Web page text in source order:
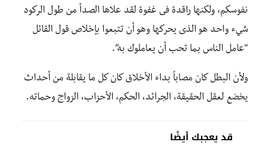
نفوسكم، ولكنها راقدة فى غفوة لقد علاها الصدأ من طول الركود
شيء واحد هو الذى يحركها وهو أن تتبعوا بإخلاص قول القائل
“عامل الناس بما تحب أن يعاملوك به”.
ولأن البطل كان مصاباً بداء الأخلاق كان كل ما يقابلة من أحداث
يخضع لعقل الحقيقة، الجرائد، الحكم، الأحزاب، الزواج وحماته.
قد يعجبك أيضًا